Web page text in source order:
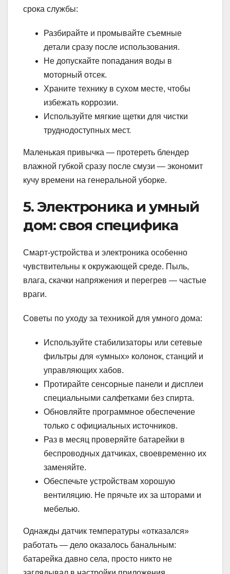
срока службы:
Разбирайте и промывайте съемные
детали сразу после использования.
Не допускайте попадания воды в
моторный отсек.
Храните технику в сухом месте, чтобы
избежать коррозии.
Используйте мягкие щетки для чистки
труднодоступных мест.
Маленькая привычка — протереть блендер
влажной губкой сразу после смузи — экономит
кучу времени на генеральной уборке.
5. Электроника и умный
дом: своя специфика
Смарт-устройства и электроника особенно
чувствительны к окружающей среде. Пыль,
влага, скачки напряжения и перегрев — частые
враги.
Советы по уходу за техникой для умного дома:
Используйте стабилизаторы или сетевые
фильтры для «умных» колонок, станций и
управляющих хабов.
Протирайте сенсорные панели и дисплеи
специальными салфетками без спирта.
Обновляйте программное обеспечение
только с официальных источников.
Раз в месяц проверяйте батарейки в
беспроводных датчиках, своевременно их
заменяйте.
Обеспечьте устройствам хорошую
вентиляцию. Не прячьте их за шторами и
мебелью.
Однажды датчик температуры «отказался»
работать — дело оказалось банальным:
батарейка давно села, просто никто не